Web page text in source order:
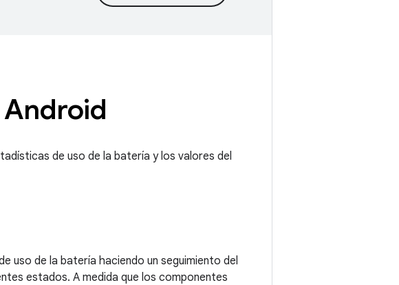
Android
de uso de la batería y los valores del
uso de la batería haciendo un seguimiento del
estados. A medida que los componentes